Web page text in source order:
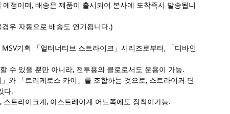
예정이며, 배송은 제품이 출시되어 본사에 도착즉시 발송됩니
우 자동으로 배송도 연기됩니다.)
기획 「얼터너티브 스트라이크」시리즈로부터, 「디바인
수 있을 뿐만 아니라, 전투용의 클로로서도 운용이 가능.
와 「트리케로스 카이」를 조합하는 것으로, 스트라이커 단
다.
트라이크계, 아스트레이계 어느쪽에도 장착이가능.